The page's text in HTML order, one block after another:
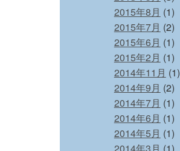
2015年8月 (1)
2015年7月 (2)
2015年6月 (1)
2015年2月 (1)
2014年11月 (1)
2014年9月 (2)
2014年7月 (1)
2014年6月 (1)
2014年5月 (1)